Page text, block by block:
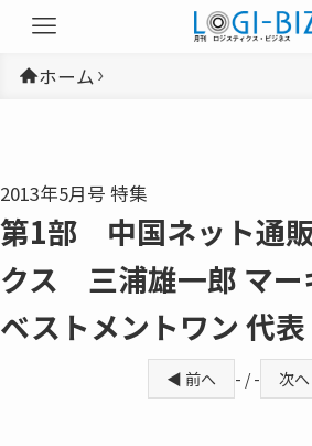
ホーム
2013年5月号 特集
第1部 中国ネット通
クス 三浦雄一郎 マー
ベストメントワン 代表
◀ 前へ - / - 次